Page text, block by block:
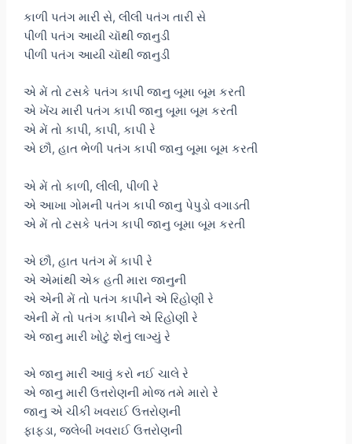
કાળી પતંગ મારી સે, લીલી પતંગ તારી સે
પીળી પતંગ આયી ચૉથી જાનુડી
પીળી પતંગ આયી ચૉથી જાનુડી
એ મેં તો ટસકે પતંગ કાપી જાનુ બૂમા બૂમ કરતી
એ ખેંચ મારી પતંગ કાપી જાનુ બૂમા બૂમ કરતી
એ મેં તો કાપી, કાપી, કાપી રે
એ છૌ, હાત ભેળી પતંગ કાપી જાનુ બૂમા બૂમ કરતી
એ મેં તો કાળી, લીલી, પીળી રે
એ આખા ગોમની પતંગ કાપી જાનુ પેપુડો વગાડતી
એ મેં તો ટસકે પતંગ કાપી જાનુ બૂમા બૂમ કરતી
એ છૌ, હાત પતંગ મેં કાપી રે
એ એમાંથી એક હતી મારા જાનુની
એ એની મેં તો પતંગ કાપીને એ રિહોણી રે
એની મેં તો પતંગ કાપીને એ રિહોણી રે
એ જાનુ મારી ખોટું શેનું લાગ્યું રે
એ જાનુ મારી આવું કરો નઈ ચાલે રે
એ જાનુ મારી ઉત્તરોણની મોજ તમે મારો રે
જાનુ એ ચીકી ખવરાઈ ઉત્તરોણની
ફાફડા, જલેબી ખવરાઈ ઉત્તરોણની